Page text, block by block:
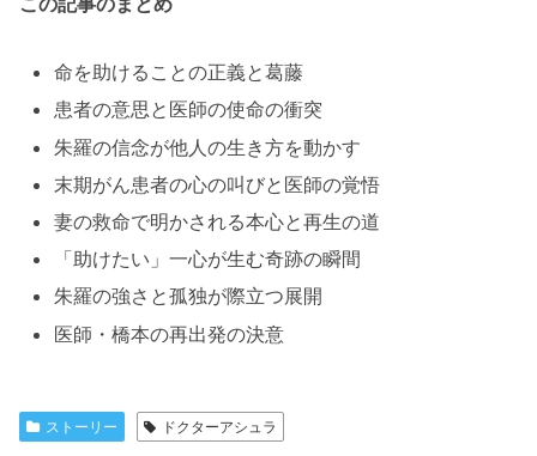
命を助けることの正義と葛藤
患者の意思と医師の使命の衝突
朱羅の信念が他人の生き方を動かす
末期がん患者の心の叫びと医師の覚悟
妻の救命で明かされる本心と再生の道
「助けたい」一心が生む奇跡の瞬間
朱羅の強さと孤独が際立つ展開
医師・橋本の再出発の決意
ストーリー ドクターアシュラ